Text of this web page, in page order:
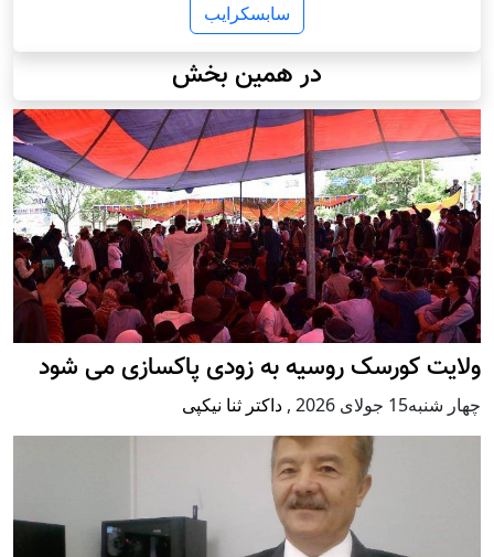
سابسکرایب
در همین بخش
کورسک روسیه به زودی پاکسازی می شود
2026
, داکتر ثنا نیکپی